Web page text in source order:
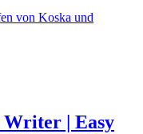
von Koska und
| Easy